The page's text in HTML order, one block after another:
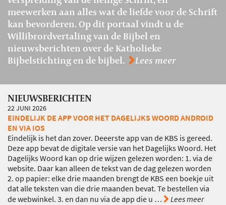
meewerken aan alles wat de liefde voor de Schrift
kan bevorderen. Op dit portaal vindt u de
Willibrordvertaling van de Bijbel en
nieuwsberichten over de Katholieke
Bijbelstichting en de bijbel.
Lees meer
NIEUWSBERICHTEN
22 JUNI 2026
EINDELIJK DE APP VOOR HET DAGELIJKS WOORD ANDROID
EN VIA IOS
Eindelijk is het dan zover. Deeerste app van de KBS is gereed.
Deze app bevat de digitale versie van het Dagelijks Woord. Het
Dagelijks Woord kan op drie wijzen gelezen worden: 1. via de
website. Daar kan alleen de tekst van de dag gelezen worden
2. op papier: elke drie maanden brengt de KBS een boekje uit
dat alle teksten van die drie maanden bevat. Te bestellen via
de webwinkel. 3. en dan nu via de app die u … Lees meer